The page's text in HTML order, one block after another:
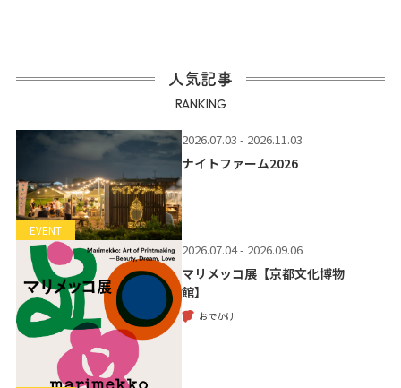
人気記事
RANKING
EVENT
2026.07.03 - 2026.11.03
ナイトファーム2026
2026.07.04 - 2026.09.06
マリメッコ展【京都文化博物
館】
おでかけ